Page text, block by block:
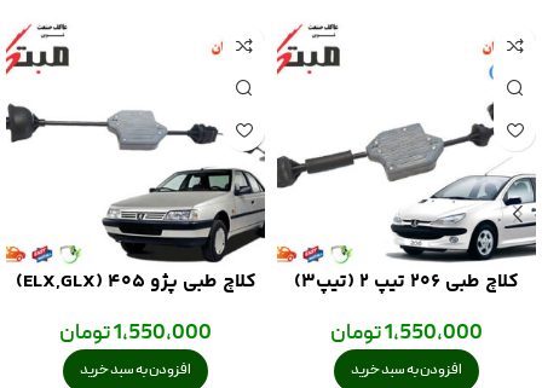
کلاچ طبی 206 تیپ 2 (تیپ3)
1,550,000تومان
افزودن به سبد خرید
کلاچ طبی پژو 405 (ELX,GLX)
1,550,000تومان
افزودن به سبد خرید